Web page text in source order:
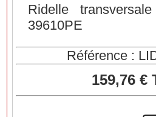
Ridelle
39610PE
Référence :
159,76 €